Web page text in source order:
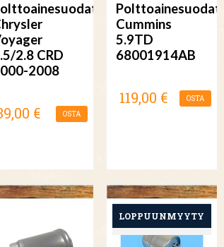
2.8 CRD
2008
€ OSTA
Polttoainesuodatin
Cummins
5.9TD
68001914AB
119,00 € OSTA